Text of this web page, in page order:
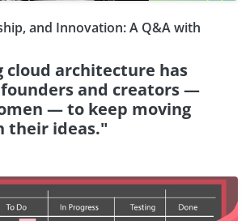
and Innovation: A Q&A with
cloud architecture has
and creators —
— to keep moving
their ideas."